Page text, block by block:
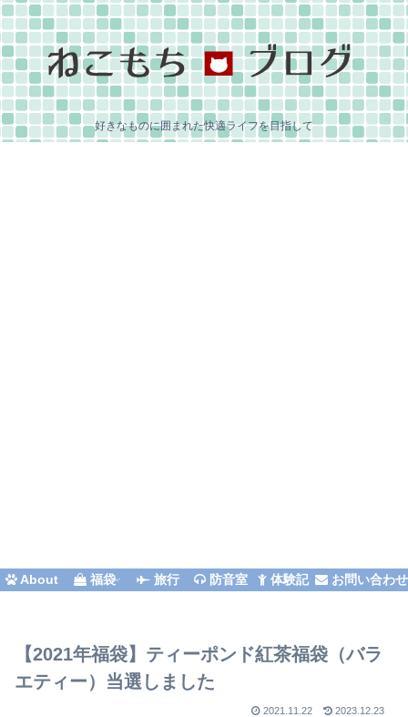
好きなものに囲まれた快適ライフを目指して
About 福袋 旅行 防音室 体験記 お問い合わせ
【2021年福袋】ティーポンド紅茶福袋（バラ
エティー）当選しました
2021.11.22 2023.12.23